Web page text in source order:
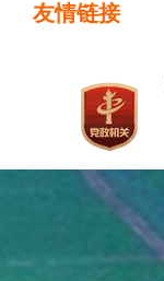
友情链接